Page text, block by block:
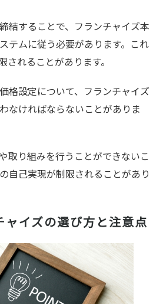
結することで、フランチャイズ本
テムに従う必要があります。これ
されることがあります。
格設定について、フランチャイズ
なければならないことがありま
取り組みを行うことができないこ
自己実現が制限されることがあり
ャイズの選び方と注意点